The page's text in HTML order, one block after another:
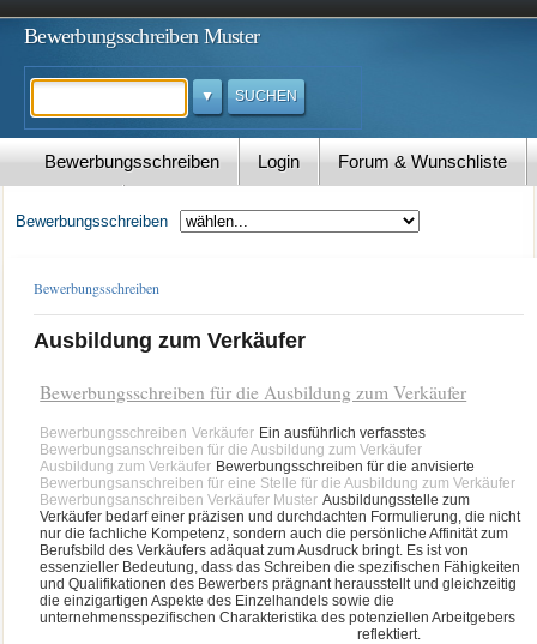
Bewerbungsschreiben Muster
Suchen
Bewerbungsschreiben Login Forum & Wunschliste
Bewerbungsschreiben
Bewerbungsschreiben
Ausbildung zum Verkäufer
Bewerbungsschreiben für die Ausbildung zum Verkäufer
Bewerbungsschreiben Verkäufer
Bewerbungsanschreiben für die Ausbildung zum Verkäufer
Ausbildung zum Verkäufer
Bewerbungsanschreiben für eine Stelle für die Ausbildung zum Verkäufer
Bewerbungsanschreiben Verkäufer Muster
Ein ausführlich verfasstes
Bewerbungsschreiben für die anvisierte
Ausbildungsstelle zum
Verkäufer bedarf einer präzisen und durchdachten Formulierung, die nicht
nur die fachliche Kompetenz, sondern auch die persönliche Affinität zum
Berufsbild des Verkäufers adäquat zum Ausdruck bringt. Es ist von
essenzieller Bedeutung, dass das Schreiben die spezifischen Fähigkeiten
und Qualifikationen des Bewerbers prägnant herausstellt und gleichzeitig
die einzigartigen Aspekte des Einzelhandels sowie die
unternehmensspezifischen Charakteristika des potenziellen Arbeitgebers
reflektiert.